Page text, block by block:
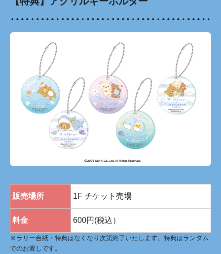
販売場所 1F チケット売場
料金 600円(税込）
※ラリー台紙・特典はなくなり次第終了いたします。特典はランダム
でのお渡しです。